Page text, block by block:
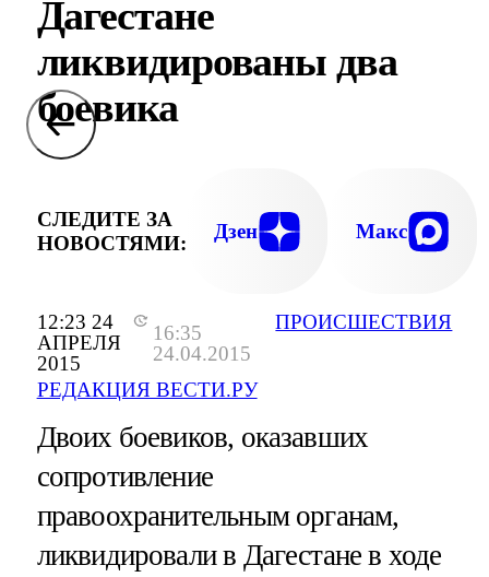
12:23 24
АПРЕЛЯ
2015
16:35
24.04.2015
РЕДАКЦИЯ ВЕСТИ.РУ
ПРОИСШЕСТВИЯ
Дагестане
ликвидированы два
боевика
СЛЕДИТЕ ЗА
НОВОСТЯМИ:
Дзен Макс
Двоих боевиков, оказавших
сопротивление
правоохранительным органам,
ликвидировали в Дагестане в ходе